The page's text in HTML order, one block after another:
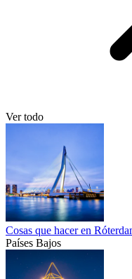
Ver todo
Cosas que hacer en
Países Bajos